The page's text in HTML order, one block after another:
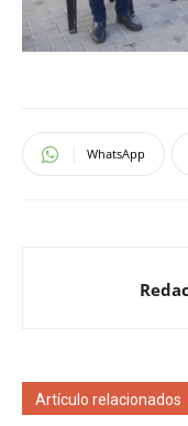
WhatsApp
Artículo relacionados